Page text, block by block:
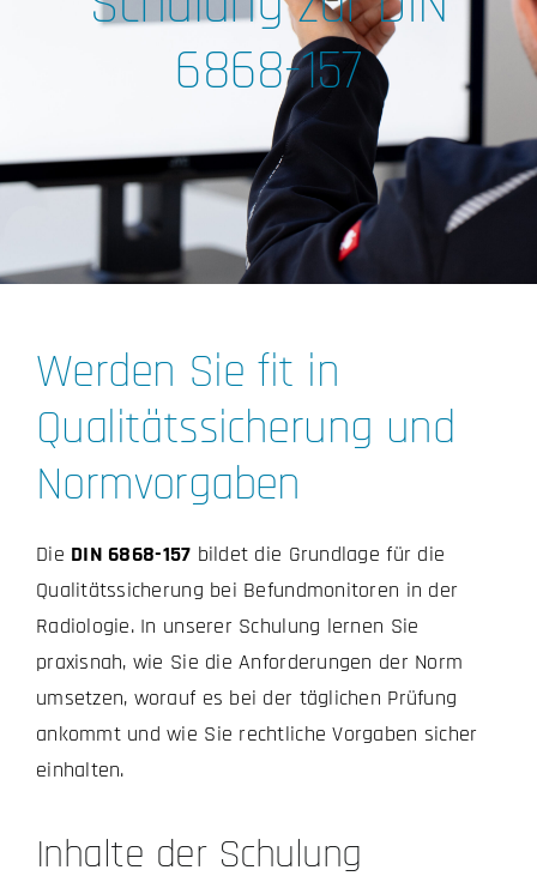
6868-157
Werden Sie fit in
Qualitätssicherung und
Normvorgaben
Die DIN 6868-157 bildet die Grundlage für die
Qualitätssicherung bei Befundmonitoren in der
Radiologie. In unserer Schulung lernen Sie
praxisnah, wie Sie die Anforderungen der Norm
umsetzen, worauf es bei der täglichen Prüfung
ankommt und wie Sie rechtliche Vorgaben sicher
einhalten.
Inhalte der Schulung